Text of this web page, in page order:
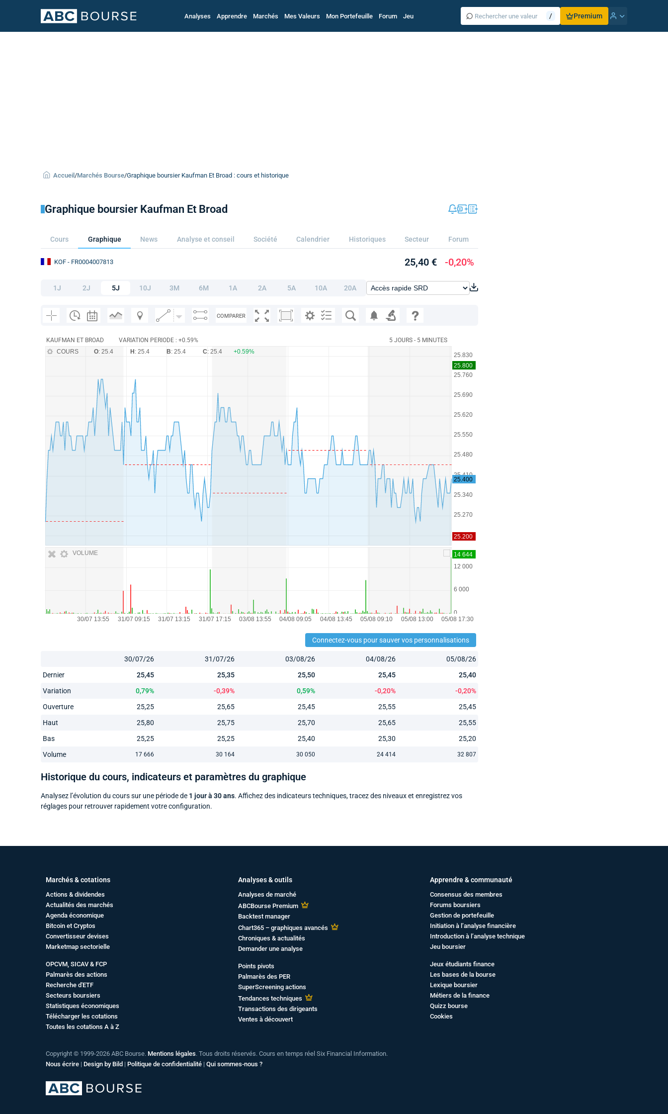
Analyses Apprendre Marchés Mes Valeurs Mon Portefeuille Forum Jeu ⌕ / Premium
Accueil /Marchés Bourse/Graphique boursier Kaufman Et Broad : cours et historique
Graphique boursier Kaufman Et Broad
Cours Graphique News Analyse et conseil Société Calendrier Historiques Secteur Forum
KOF - FR0004007813 25,40 € -0,20%
1J 2J 5J 10J 3M 6M 1A 2A 5A 10A 20A
COMPARER
KAUFMAN ET BROAD VARIATION PERIODE : +0.59% 5 JOURS - 5 MINUTES
VOLUME
COURS O: 25.4 H : 25.4 B: 25.4 C: 25.4 +0.59%
Connectez-vous pour sauver vos personnalisations
30/07/26 31/07/26 03/08/26 04/08/26
05/08/26
Dernier
25,45 25,35 25,50 25,45
25,40
Variation
0,79% -0,39% 0,59% -0,20%
-0,20%
Ouverture
25,25 25,65 25,45 25,55
25,45
Haut
25,80 25,75 25,70 25,65
25,55
Bas
25,25 25,25 25,40 25,30
25,20
Volume
17 666 30 164 30 050 24 414 32 807
Historique du cours, indicateurs et paramètres du graphique
Analysez l’évolution du cours sur une période de 1 jour à 30 ans. Affichez des indicateurs techniques, tracez des niveaux et enregistrez vos
réglages pour retrouver rapidement votre configuration.
Marchés & cotations
Actions & dividendes
Actualités des marchés
Agenda économique
Bitcoin et Cryptos
Convertisseur devises
Marketmap sectorielle
OPCVM, SICAV & FCP
Palmarès des actions
Recherche d'ETF
Secteurs boursiers
Statistiques économiques
Télécharger les cotations
Toutes les cotations A à Z
Analyses & outils
Analyses de marché
ABCBourse Premium
Backtest manager
Chart365 – graphiques avancés
Chroniques & actualités
Demander une analyse
Points pivots
Palmarès des PER
SuperScreening actions
Tendances techniques
Transactions des dirigeants
Ventes à découvert
Apprendre & communauté
Consensus des membres
Forums boursiers
Gestion de portefeuille
Initiation à l’analyse financière
Introduction à l’analyse technique
Jeu boursier
Jeux étudiants finance
Les bases de la bourse
Lexique boursier
Métiers de la finance
Quizz bourse
Cookies
Copyright © 1999-2026 ABC Bourse. Mentions légales. Tous droits réservés. Cours en temps réel Six Financial Information.
Nous écrire | Design by Bild | Politique de confidentialité | Qui sommes-nous ?